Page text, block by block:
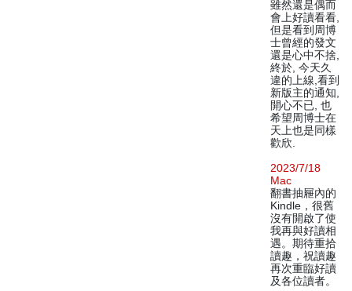
雖然還是偶而
會上好讀看看,
但是看到周博
士曾經的發文
還是心中不捨,
終於, 今天久
違的上線,看到
新版主的通知,
開心不已, 也
希望周博士在
天上也是同樣
歡欣.
2023/7/18
Mac
翻書抽屜內的
Kindle，很舊
沒有開啟了使
我再與好讀相
遇。期待重拾
讀趣，祝讀趣
再次重臨好讀
及各位讀者。